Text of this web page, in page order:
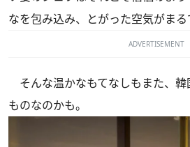
なを包み込み、とがった空気がまる
ADVERTISEMENT
そんな温かなもてなしもまた、韓
ものなのかも。